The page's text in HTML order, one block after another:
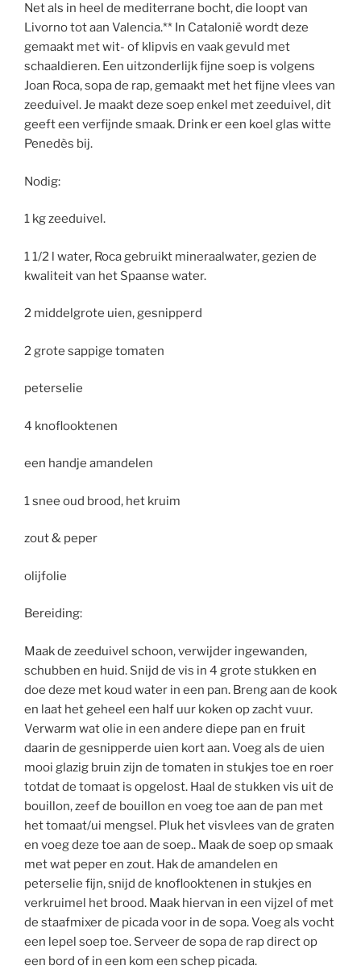
Net als in heel de mediterrane bocht, die loopt van
Livorno tot aan Valencia.** In Catalonië wordt deze
gemaakt met wit- of klipvis en vaak gevuld met
schaaldieren. Een uitzonderlijk fijne soep is volgens
Joan Roca, sopa de rap, gemaakt met het fijne vlees van
zeeduivel. Je maakt deze soep enkel met zeeduivel, dit
geeft een verfijnde smaak. Drink er een koel glas witte
Penedès bij.
Nodig:
1 kg zeeduivel.
1 1/2 l water, Roca gebruikt mineraalwater, gezien de
kwaliteit van het Spaanse water.
2 middelgrote uien, gesnipperd
2 grote sappige tomaten
peterselie
4 knoflooktenen
een handje amandelen
1 snee oud brood, het kruim
zout & peper
olijfolie
Bereiding:
Maak de zeeduivel schoon, verwijder ingewanden,
schubben en huid. Snijd de vis in 4 grote stukken en
doe deze met koud water in een pan. Breng aan de kook
en laat het geheel een half uur koken op zacht vuur.
Verwarm wat olie in een andere diepe pan en fruit
daarin de gesnipperde uien kort aan. Voeg als de uien
mooi glazig bruin zijn de tomaten in stukjes toe en roer
totdat de tomaat is opgelost. Haal de stukken vis uit de
bouillon, zeef de bouillon en voeg toe aan de pan met
het tomaat/ui mengsel. Pluk het visvlees van de graten
en voeg deze toe aan de soep.. Maak de soep op smaak
met wat peper en zout. Hak de amandelen en
peterselie fijn, snijd de knoflooktenen in stukjes en
verkruimel het brood. Maak hiervan in een vijzel of met
de staafmixer de picada voor in de sopa. Voeg als vocht
een lepel soep toe. Serveer de sopa de rap direct op
een bord of in een kom een schep picada.